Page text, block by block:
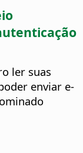
ler suas
enviar e-